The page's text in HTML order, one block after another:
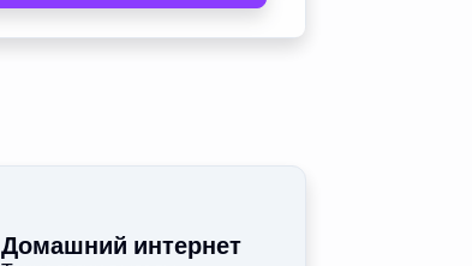
Домашний интернет